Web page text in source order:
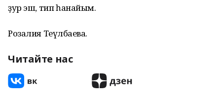
ҙур эш, тип һанайым.
Розалия Теүәлбаева.
Читайте нас